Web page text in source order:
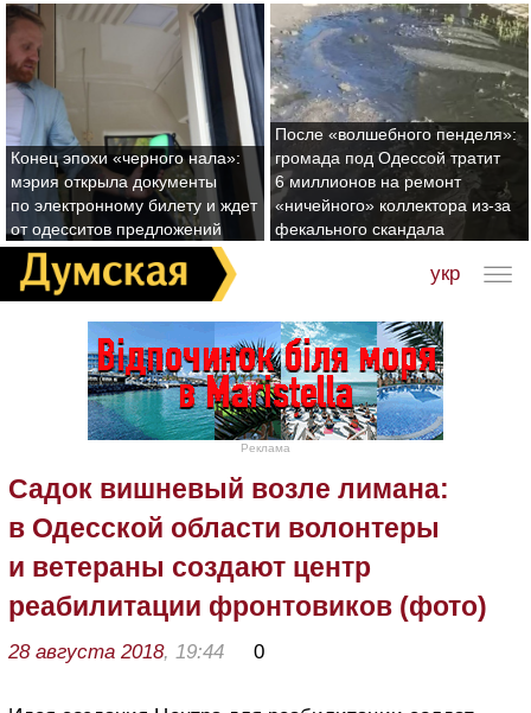
Конец эпохи «черного нала»:
мэрия открыла документы
по электронному билету и ждет
от одесситов предложений
После «волшебного пенделя»:
громада под Одессой тратит
6 миллионов на ремонт
«ничейного» коллектора из-за
фекального скандала
укр
Реклама
Садок вишневый возле лимана:
в Одесской области волонтеры
и ветераны создают центр
реабилитации фронтовиков (фото)
28 августа 2018, 19:44 0